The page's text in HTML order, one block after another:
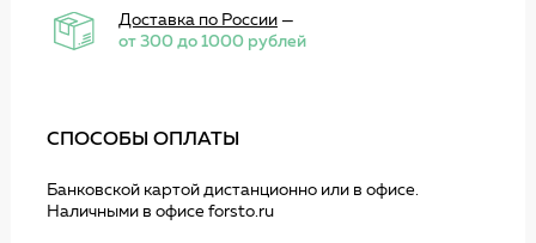
Доставка по России—
от 300 до 1000 рублей
СПОСОБЫ ОПЛАТЫ
Банковской картой дистанционно или в офисе.
Наличными в офисе forsto.ru